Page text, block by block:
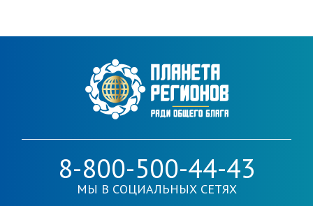
8-800-500-44-43
МЫ В СОЦИАЛЬНЫХ СЕТЯХ